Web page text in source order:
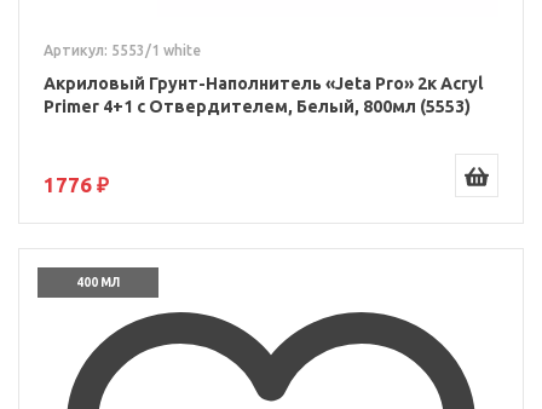
Артикул: 5553/1 white
Акриловый Грунт-Наполнитель «Jeta Pro» 2к Acryl
Primer 4+1 с Отвердителем, Белый, 800мл (5553)
1776 ₽
400 МЛ